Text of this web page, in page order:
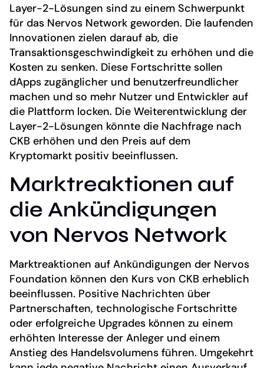
Layer-2-Lösungen sind zu einem Schwerpunkt
für das Nervos Network geworden. Die laufenden
Innovationen zielen darauf ab, die
Transaktionsgeschwindigkeit zu erhöhen und die
Kosten zu senken. Diese Fortschritte sollen
dApps zugänglicher und benutzerfreundlicher
machen und so mehr Nutzer und Entwickler auf
die Plattform locken. Die Weiterentwicklung der
Layer-2-Lösungen könnte die Nachfrage nach
CKB erhöhen und den Preis auf dem
Kryptomarkt positiv beeinflussen.
Marktreaktionen auf
die Ankündigungen
von Nervos Network
Marktreaktionen auf Ankündigungen der Nervos
Foundation können den Kurs von CKB erheblich
beeinflussen. Positive Nachrichten über
Partnerschaften, technologische Fortschritte
oder erfolgreiche Upgrades können zu einem
erhöhten Interesse der Anleger und einem
Anstieg des Handelsvolumens führen. Umgekehrt